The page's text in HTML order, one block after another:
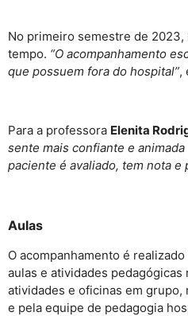
No primeiro semestre de
tempo. “O acompanhamento
que possuem fora do hospital”,
Para a professora Elenita
sente mais confiante e
paciente é avaliado, tem nota e
Aulas
O acompanhamento é
aulas e atividades
atividades e oficinas em
e pela equipe de pedagogia